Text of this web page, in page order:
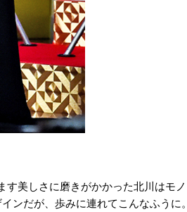
す美しさに磨きがかかった北川はモノ
ンだが、歩みに連れてこんなふうに。